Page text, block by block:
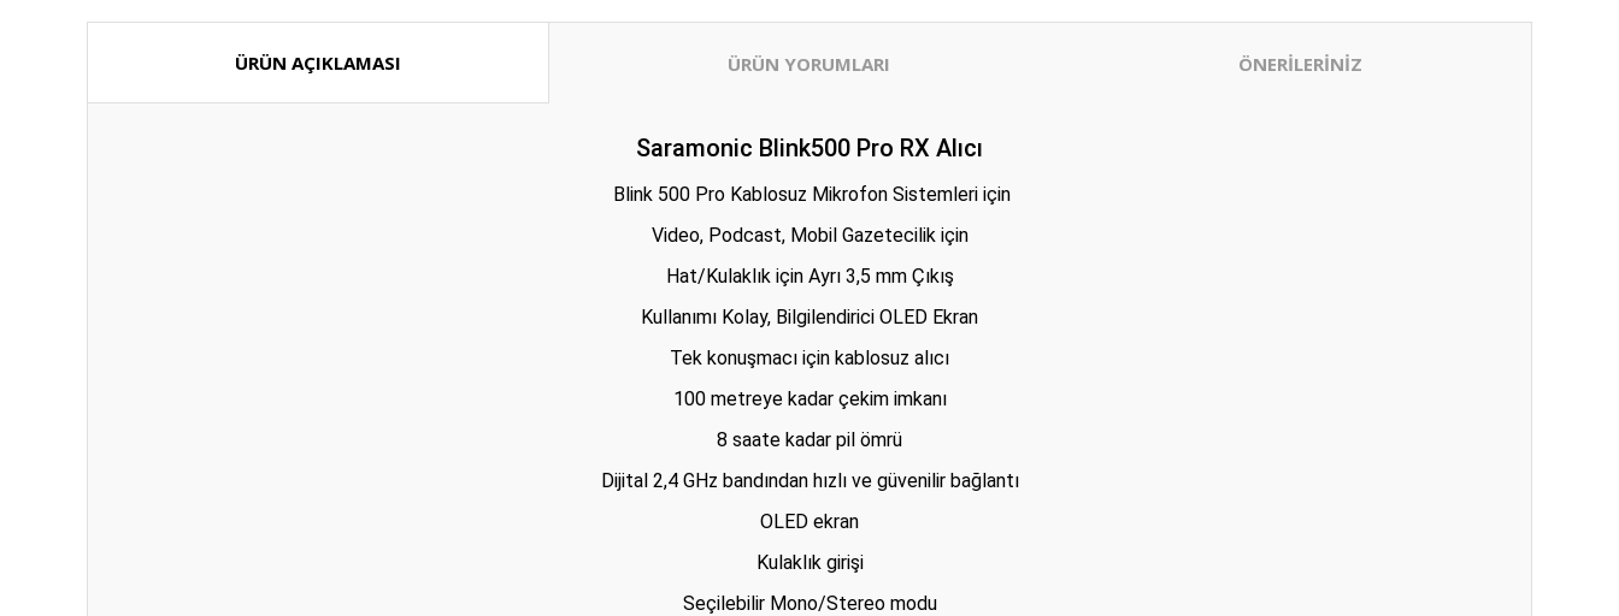
ÜRÜN AÇIKLAMASI ÜRÜN YORUMLARI ÖNERİLERİNİZ
Saramonic Blink500 Pro RX Alıcı
Blink 500 Pro Kablosuz Mikrofon Sistemleri için
Video, Podcast, Mobil Gazetecilik için
Hat/Kulaklık için Ayrı 3,5 mm Çıkış
Kullanımı Kolay, Bilgilendirici OLED Ekran
Tek konuşmacı için kablosuz alıcı
100 metreye kadar çekim imkanı
8 saate kadar pil ömrü
Dijital 2,4 GHz bandından hızlı ve güvenilir bağlantı
OLED ekran
Kulaklık girişi
Seçilebilir Mono/Stereo modu